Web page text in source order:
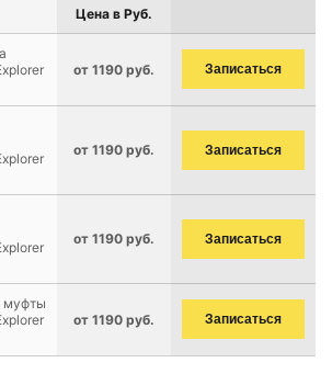
Цена в Руб.
от 1190 руб. Записаться
от 1190 руб. Записаться
от 1190 руб. Записаться
муфты
от 1190 руб. Записаться